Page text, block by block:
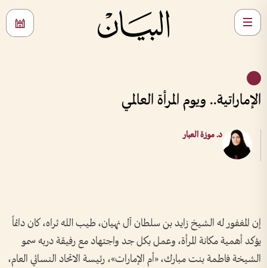
الإماراتية.. ويوم المرأة العالمي
د. موزة العبار
إن المغفور له الشيخ زايد بن سلطان آل نهيان، طيب الله ثراه، كان دائماً
يؤكد أهمية مكانة المرأة، وعمل بكل جد واجتهاد مع رفيقة دربه سمو
الشيخة فاطمة بنت مبارك، «أم الإمارات»، رئيسة الاتحاد النسائي العام،